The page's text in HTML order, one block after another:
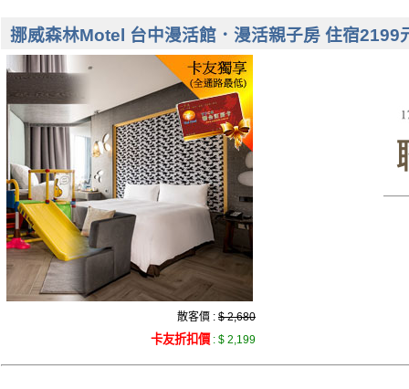
挪威森林Motel 台中漫活館．漫活親子房 住宿2199
散客價 : $ 2,680
卡友折扣價 : $ 2,199